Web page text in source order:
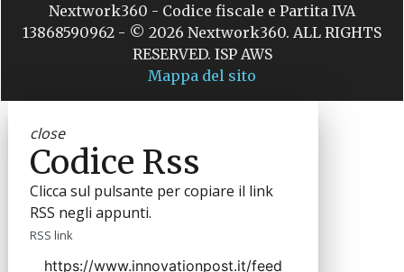
Nextwork360 - Codice fiscale e Partita IVA
13868590962 - © 2026 Nextwork360. ALL RIGHTS
RESERVED. ISP AWS
Mappa del sito
close
Codice Rss
Clicca sul pulsante per copiare il link
RSS negli appunti.
RSS link